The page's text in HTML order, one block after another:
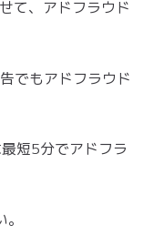
て、アドフラウド
でもアドフラウド
短5分でアドフラ